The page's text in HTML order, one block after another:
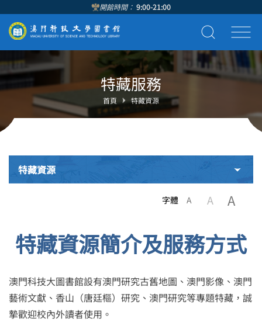
開館時間： 9:00-21:00
特藏服務
首頁 特藏資源
特藏資源
字體 A A A
特藏資源簡介及服務方式
澳門科技大圖書館設有澳門研究古舊地圖、澳門影像、澳門
藝術文獻、香山（唐廷樞）研究、澳門研究等專題特藏，誠
摯歡迎校內外讀者使用。